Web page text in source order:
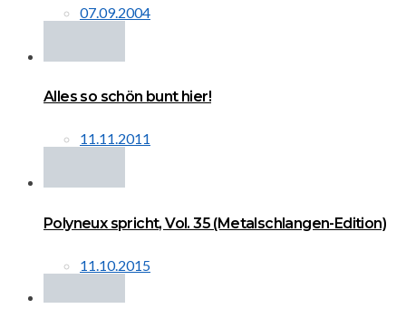
07.09.2004
Alles so schön bunt hier!
11.11.2011
Polyneux spricht, Vol. 35 (Metalschlangen-Edition)
11.10.2015